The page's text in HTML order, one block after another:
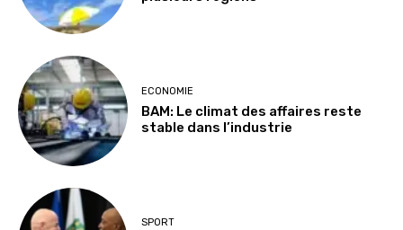
ECONOMIE
BAM: Le climat des affaires reste
stable dans l’industrie
SPORT